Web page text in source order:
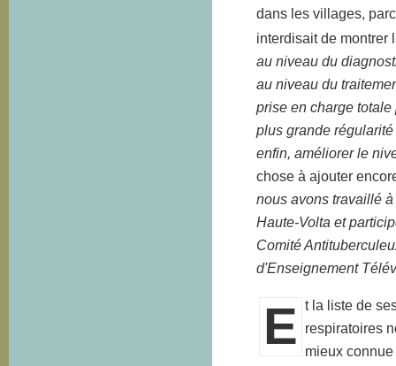
dans les villages,
interdisait de montrer
au niveau du
au niveau du
prise en charge
plus grande
enfin, améliorer le
chose à ajouter
nous avons travaillé
Haute-Volta et
Comité
d'Enseignement
E t la liste de
respiratoires
mieux